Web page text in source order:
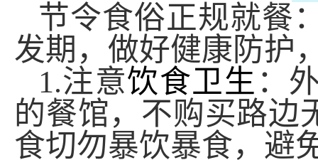
节令食俗正规就餐
发期，做好健康防护
1.注意饮食卫生 ：
的餐馆，不购买路边
食切勿暴饮暴食，避